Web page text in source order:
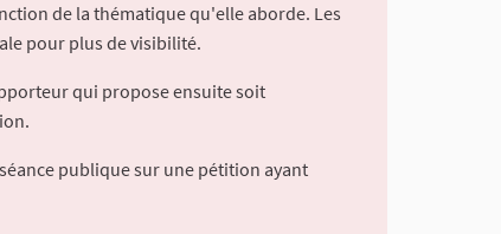
de la thématique qu'elle aborde. Les
pour plus de visibilité.
qui propose ensuite soit
publique sur une pétition ayant